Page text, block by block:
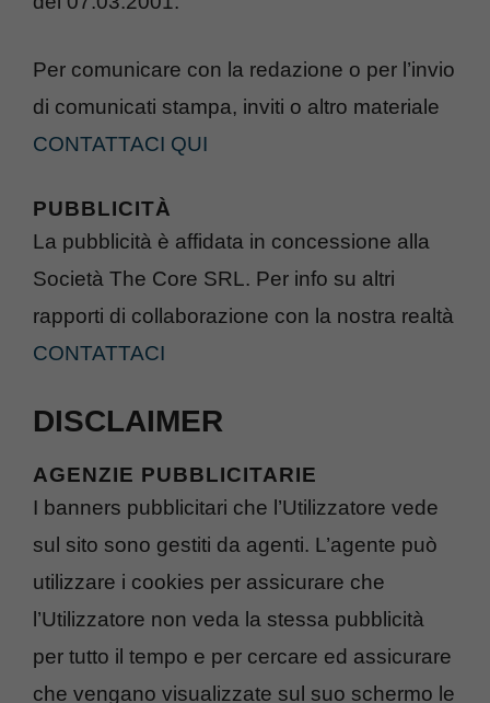
Per comunicare con la redazione o per l’invio
di comunicati stampa, inviti o altro materiale
CONTATTACI QUI
PUBBLICITÀ
La pubblicità è affidata in concessione alla
Società The Core SRL. Per info su altri
rapporti di collaborazione con la nostra realtà
CONTATTACI
DISCLAIMER
AGENZIE PUBBLICITARIE
I banners pubblicitari che l’Utilizzatore vede
sul sito sono gestiti da agenti. L’agente può
utilizzare i cookies per assicurare che
l’Utilizzatore non veda la stessa pubblicità
per tutto il tempo e per cercare ed assicurare
che vengano visualizzate sul suo schermo le